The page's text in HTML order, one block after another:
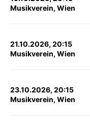
Musikverein, Wien
21.10.2026, 20:15
Musikverein, Wien
23.10.2026, 20:15
Musikverein, Wien